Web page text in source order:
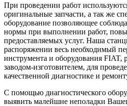
При проведении работ
оригинальные запчасти, а так же
оборудование позволяющее
нормы при выполнении работ,
предоставляемых услуг. Наша
распоряжении весь необходимый
инструмента и оборудования FIAT,
заводом-изготовителем, для
качественной диагностике и
С помощью диагностического
выявить малейшие неполадки